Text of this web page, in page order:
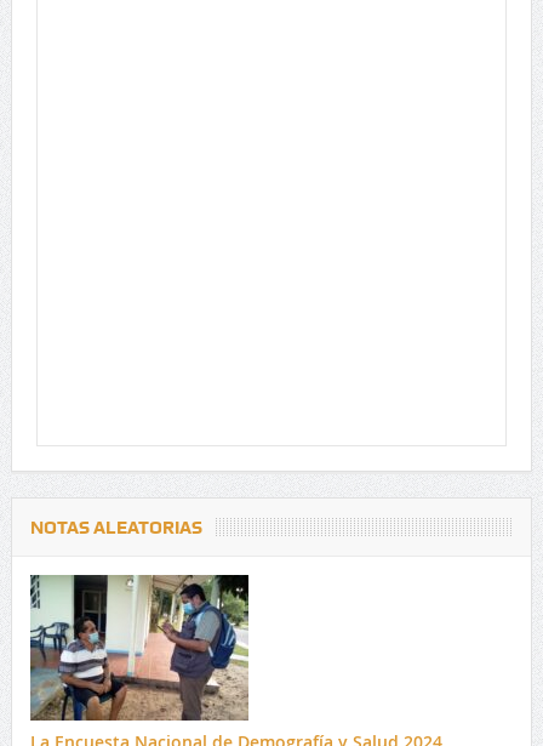
NOTAS ALEATORIAS
La Encuesta Nacional de Demografía y Salud 2024